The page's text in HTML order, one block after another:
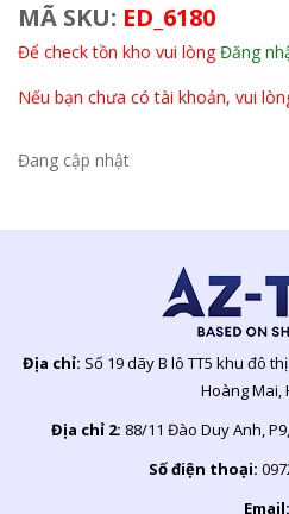
MÃ SKU: ED_6180
Để check tồn kho vui lòngĐăng
Nếu bạn chưa có tài khoản, vui
Đang cập nhật
Địa chỉ: Số 19 dãy B lô TT5 khu đô
Hoàng Mai,
Địa chỉ 2: 88/11 Đào Duy Anh,
Số điện thoại:
Email: